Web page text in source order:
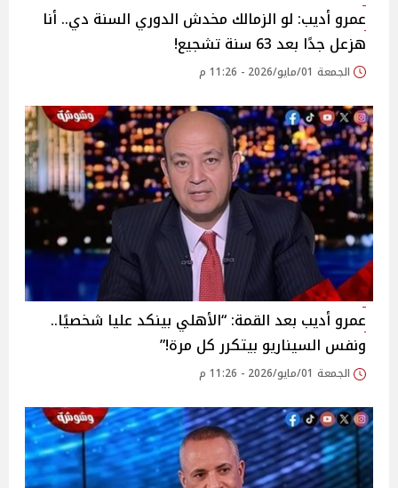
عمرو أديب: لو الزمالك مخدش الدوري السنة دي.. أنا
هزعل جدًا بعد 63 سنة تشجيع!
الجمعة 01/مايو/2026 - 11:26 م
عمرو أديب بعد القمة: “الأهلي بينكد عليا شخصيًا..
ونفس السيناريو بيتكرر كل مرة!”
الجمعة 01/مايو/2026 - 11:26 م